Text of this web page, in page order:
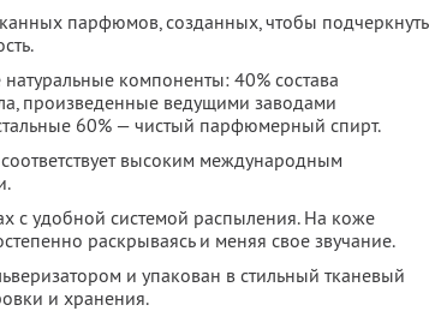
парфюмов, созданных, чтобы подчеркнуть
компоненты: 40% состава
произведенные ведущими заводами
60% — чистый парфюмерный спирт.
высоким международным
с удобной системой распыления. На коже
раскрываясь и меняя свое звучание.
и упакован в стильный тканевый
и хранения.